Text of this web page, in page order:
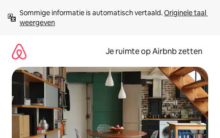
direct
naar
Sommige informatie is automatisch vertaald. Originele taal
weergeven
Je ruimte op Airbnb zetten